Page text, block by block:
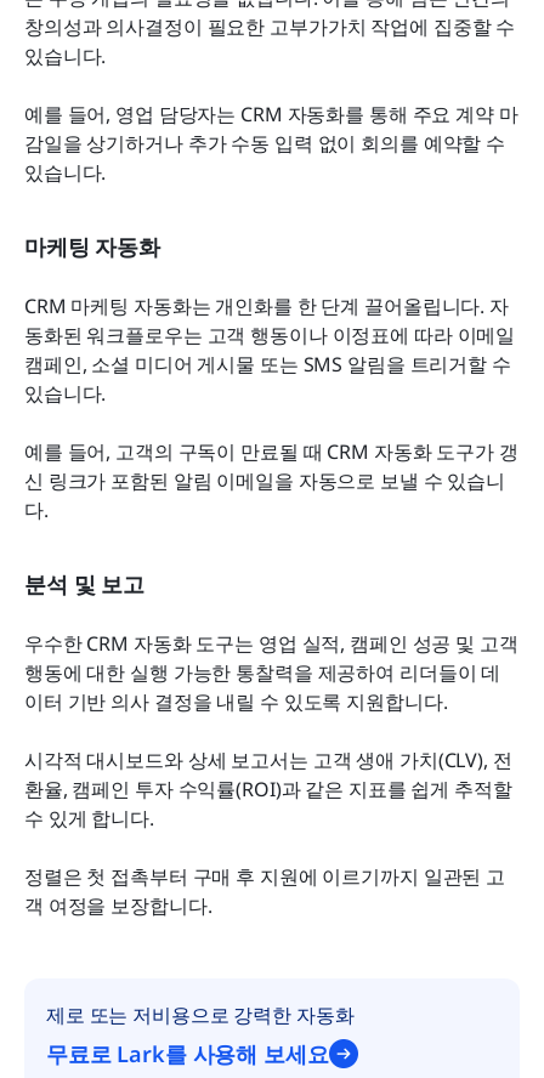
창의성과 의사결정이 필요한 고부가가치 작업에 집중할 수
있습니다.
예를 들어, 영업 담당자는 CRM 자동화를 통해 주요 계약 마
감일을 상기하거나 추가 수동 입력 없이 회의를 예약할 수
있습니다.
마케팅 자동화
CRM 마케팅 자동화는 개인화를 한 단계 끌어올립니다. 자
동화된 워크플로우는 고객 행동이나 이정표에 따라 이메일
캠페인, 소셜 미디어 게시물 또는 SMS 알림을 트리거할 수
있습니다.
예를 들어, 고객의 구독이 만료될 때 CRM 자동화 도구가 갱
신 링크가 포함된 알림 이메일을 자동으로 보낼 수 있습니
다.
분석 및 보고
우수한 CRM 자동화 도구는 영업 실적, 캠페인 성공 및 고객
행동에 대한 실행 가능한 통찰력을 제공하여 리더들이 데
이터 기반 의사 결정을 내릴 수 있도록 지원합니다.
시각적 대시보드와 상세 보고서는 고객 생애 가치(CLV), 전
환율, 캠페인 투자 수익률(ROI)과 같은 지표를 쉽게 추적할
수 있게 합니다.
정렬은 첫 접촉부터 구매 후 지원에 이르기까지 일관된 고
객 여정을 보장합니다.
제로 또는 저비용으로 강력한 자동화
무료로 Lark를 사용해 보세요